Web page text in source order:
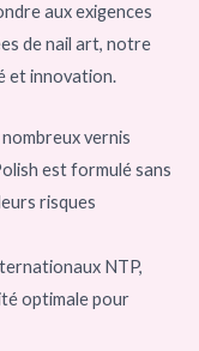
aux exigences
de nail art, notre
et innovation.
vernis
est formulé sans
risques
NTP,
optimale pour